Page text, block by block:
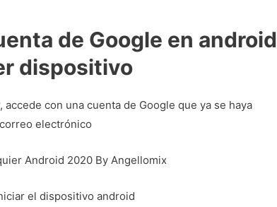
de Google en android
dispositivo
con una cuenta de Google que ya se haya
electrónico
Android 2020 By Angellomix
el dispositivo android